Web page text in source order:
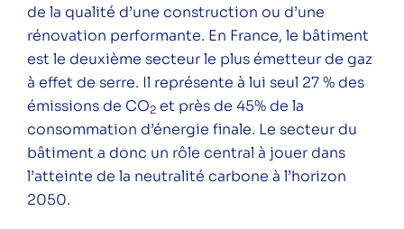
d'informations sur l'ALEC Lyon ?
N'hésitez pas à nous contacter.
Contacter l'ALEC Lyon
de la qualité d’une construction ou d’une
rénovation performante. En France, le bâtiment
est le deuxième secteur le plus émetteur de gaz
à effet de serre. Il représente à lui seul 27 % des
émissions de CO2 et près de 45% de la
consommation d’énergie finale. Le secteur du
bâtiment a donc un rôle central à jouer dans
l’atteinte de la neutralité carbone à l’horizon
2050.